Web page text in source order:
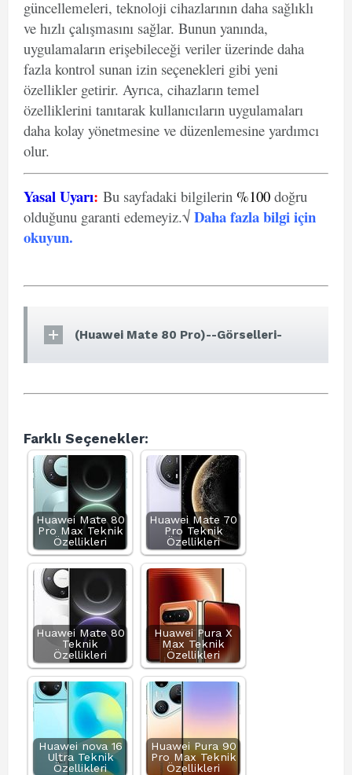
güncellemeleri, teknoloji cihazlarının daha sağlıklı
ve hızlı çalışmasını sağlar. Bunun yanında,
uygulamaların erişebileceği veriler üzerinde daha
fazla kontrol sunan izin seçenekleri gibi yeni
özellikler getirir. Ayrıca, cihazların temel
özelliklerini tanıtarak kullanıcıların uygulamaları
daha kolay yönetmesine ve düzenlemesine yardımcı
olur.
Yasal Uyarı: Bu sayfadaki bilgilerin %100 doğru
olduğunu garanti edemeyiz.√ Daha fazla bilgi için
okuyun.
(Huawei Mate 80 Pro)--Görselleri-
Farklı Seçenekler:
Huawei Mate 80
Pro Max Teknik
Özellikleri
Huawei Mate 70
Pro Teknik
Özellikleri
Huawei Mate 80
Teknik
Özellikleri
Huawei Pura X
Max Teknik
Özellikleri
Huawei nova 16
Ultra Teknik
Özellikleri
Huawei Pura 90
Pro Max Teknik
Özellikleri